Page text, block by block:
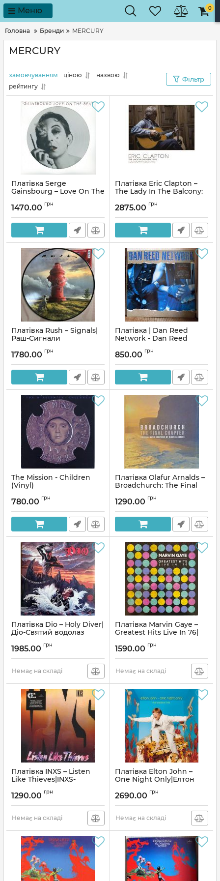
Меню 0
Головна Бренди MERCURY
MERCURY
замовчуванням ціною
назвою
рейтингу
Фільтр
Платівка Serge
Gainsbourg – Love On The
Beat|Серж Генсбур-
Любов у ритмі
Артикул: 271134
1470.00 грн
Платівка Eric Clapton –
The Lady In The Balcony:
Клептон-Дама на
блокування(2xLP)
255477
2875.00 грн
Платівка Rush – Signals|
Раш-Сигнали
1780.00 грн
Платівка | Dan Reed
Network - Dan Reed
Артикул: 230135
850.00 грн
The Mission - Children
(Vinyl)
780.00 грн
Платівка Olafur Arnalds –
Broadchurch: The Final
Арнальдс – Бродчерч: Зе
Артикул: 198970
1290.00 грн
Платівка Dio – Holy Diver|
Діо-Святий водолаз
1985.00 грн
Немає на складі
Платівка Marvin Gaye –
Greatest Hits Live In 76|
хіти наживо у 76 році
Артикул: 271591
1590.00 грн
Немає на складі
Платівка INXS – Listen
Like Thieves|INXS-
Артикул: 270000
1290.00 грн
Немає на складі
Платівка Elton John –
One Night Only|Елтон
Артикул: 243493
2690.00 грн
Немає на складі